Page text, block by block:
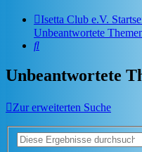
Isetta Club e.V.
Unbeantwortete
Suche
Unbeantwortete
Zur erweiterten Suche